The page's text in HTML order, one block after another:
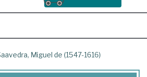
Miguel de (1547-1616)